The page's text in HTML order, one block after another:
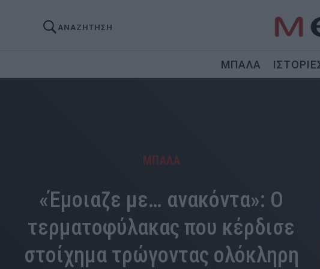
ΑΝΑΖΗΤΗΣΗ
ΜΠΑΛΑ
ΜΠΑΛΑ
«Έμοιαζε με… ανακόντα»: Ο
τερματοφύλακας που κέρδισε
στοίχημα τρώγοντας ολόκληρη